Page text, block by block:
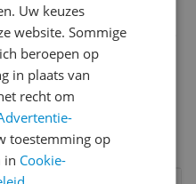
de 3 en 10 minuten.
bezoekers een betere
maand kans op
Uw keuzes
website. Sommige
beroepen op
in plaats van
recht om
toestemming op
in Cookie-